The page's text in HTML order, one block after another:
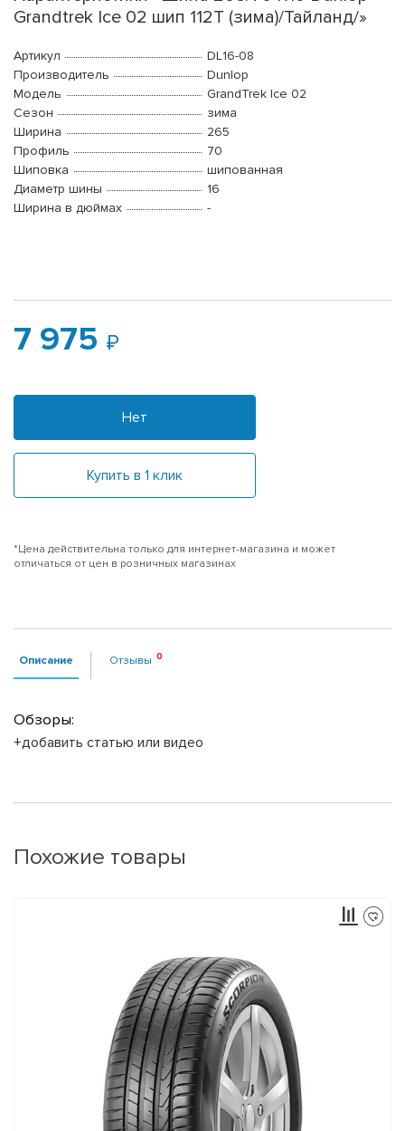
Grandtrek Ice 02 шип 112T (зима)/Тайланд/»
Артикул
DL16-08
Производитель
Dunlop
Модель
GrandTrek Ice 02
Сезон
зима
Ширина
265
Профиль
70
Шиповка
шипованная
Диаметр шины
16
Ширина в дюймах
-
7 975
Нет
Купить в 1 клик
*Цена действительна только для интернет-магазина и может
отличаться от цен в розничных магазинах
Описание Отзывы
Обзоры:
+добавить статью или видео
Похожие товары